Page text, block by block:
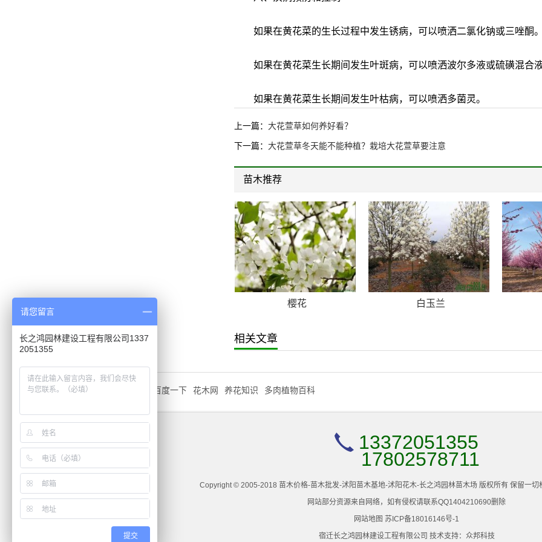
如果在黄花菜的生长过程中发生锈病，可以喷洒二氯化钠或三唑酮
如果在黄花菜生长期间发生叶斑病，可以喷洒波尔多液或硫磺混合
如果在黄花菜生长期间发生叶枯病，可以喷洒多菌灵。
上一篇： 大花萱草如何养好看？
下一篇： 大花萱草冬天能不能种植？栽培大花萱草要注意
苗木推荐
金叶女贞球 樱花 白玉兰
相关文章
友情链接QQ:1404210690 百度一下 花木网 养花知识 多肉植物百科
13372051355
17802578711
Copyright © 2005-2018 苗木价格-苗木批发-沭阳苗木基地-沭阳花木-长之鸿园林苗木场 版权所有 保留一切
网站部分资源来自网络，如有侵权请联系QQ1404210690删除
网站地图 苏ICP备18016146号-1
宿迁长之鸿园林建设工程有限公司 技术支持： 众邦科技
请您留言
长之鸿园林建设工程有限公司1337
2051355
提交